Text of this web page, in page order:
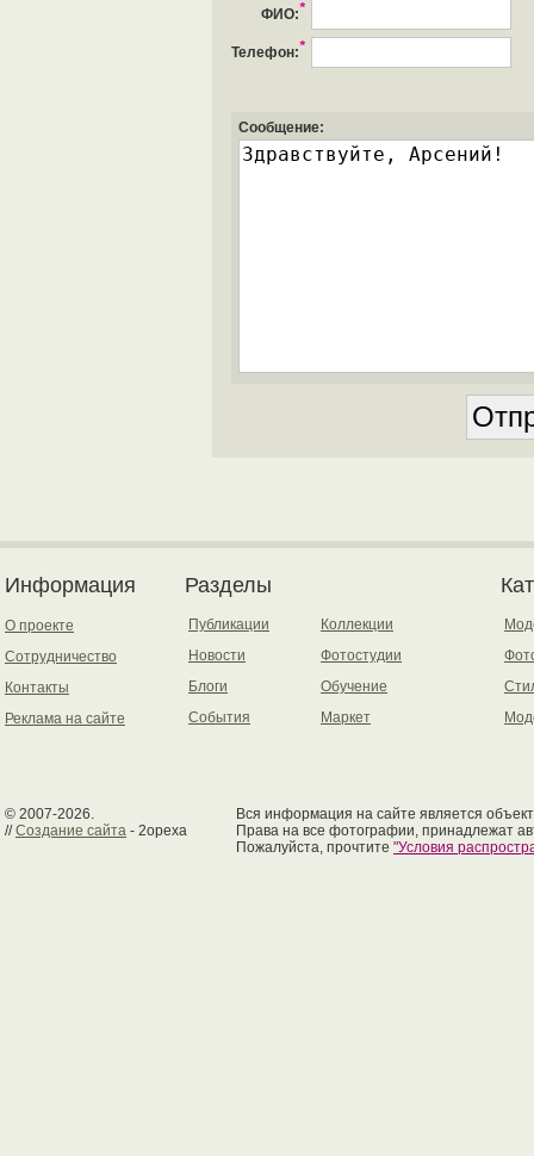
ФИО:*
Телефон:*
Сообщение:
Информация
О проекте
Сотрудничество
Контакты
Реклама на сайте
Разделы
Публикации
Новости
Блоги
События
Коллекции
Фотостудии
Обучение
Маркет
© 2007-2026.
//Создание сайта - 2opexa
Вся информация на сайте является
Права на все фотографии, принадлежат
Пожалуйста, прочтите "Условия